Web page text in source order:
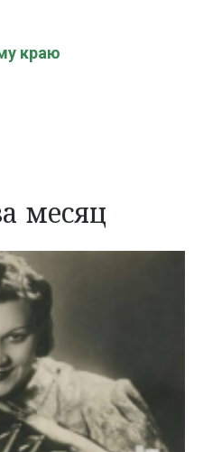
краю
месяц